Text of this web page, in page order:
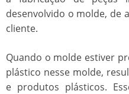
desenvolvido o molde, de
cliente.
Quando o molde estiver
plástico nesse molde,
e produtos plásticos.